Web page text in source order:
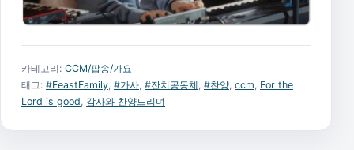
카테고리: CCM/팝송/가요
태그: #FeastFamily #가사 #잔치공동체 #찬양 ccm For the
Lord is good 감사와 찬양드리며